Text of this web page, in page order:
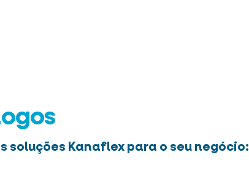
soluções Kanaflex para o seu negócio: